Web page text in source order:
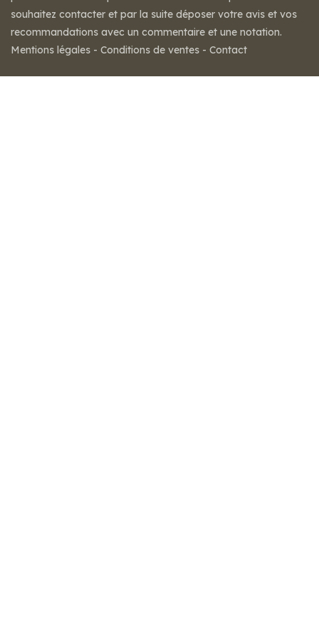
souhaitez contacter et par la suite déposer votre avis et vos
recommandations avec un commentaire et une notation.
Mentions légales - Conditions de ventes - Contact